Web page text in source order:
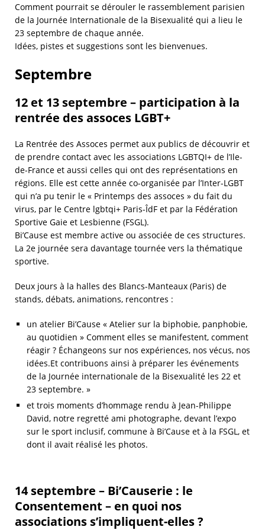
Comment pourrait se dérouler le rassemblement parisien
de la Journée Internationale de la Bisexualité qui a lieu le
23 septembre de chaque année.
Idées, pistes et suggestions sont les bienvenues.
Septembre
12 et 13 septembre – participation à la
rentrée des assoces LGBT+
La Rentrée des Assoces permet aux publics de découvrir et
de prendre contact avec les associations LGBTQI+ de l’Ile-
de-France et aussi celles qui ont des représentations en
régions. Elle est cette année co-organisée par l’Inter-LGBT
qui n’a pu tenir le « Printemps des assoces » du fait du
virus, par le Centre lgbtqi+ Paris-ÎdF et par la Fédération
Sportive Gaie et Lesbienne (FSGL).
Bi’Cause est membre active ou associée de ces structures.
La 2e journée sera davantage tournée vers la thématique
sportive.
Deux jours à la halles des Blancs-Manteaux (Paris) de
stands, débats, animations, rencontres :
un atelier Bi’Cause « Atelier sur la biphobie, panphobie,
au quotidien » Comment elles se manifestent, comment
réagir ? Échangeons sur nos expériences, nos vécus, nos
idées.Et contribuons ainsi à préparer les événements
de la Journée internationale de la Bisexualité les 22 et
23 septembre. »
et trois moments d’hommage rendu à Jean-Philippe
David, notre regretté ami photographe, devant l’expo
sur le sport inclusif, commune à Bi’Cause et à la FSGL, et
dont il avait réalisé les photos.
14 septembre – Bi’Causerie : le
Consentement – en quoi nos
associations s’impliquent-elles ?